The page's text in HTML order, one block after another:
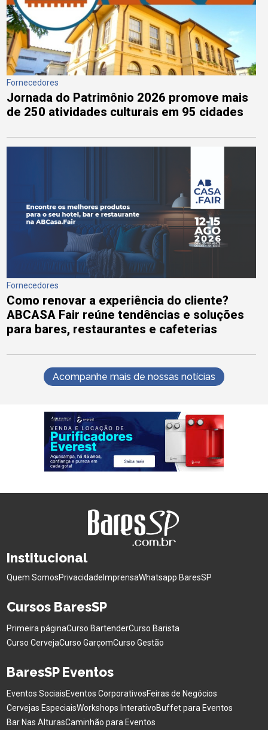
Fornecedores
Jornada do Patrimônio 2026 promove mais
de 250 atividades culturais em 95 cidades
Fornecedores
Como renovar a experiência do cliente?
ABCASA Fair reúne tendências e soluções
para bares, restaurantes e cafeterias
Acompanhe mais de nossas notícias
Institucional
Quem SomosPrivacidade ImprensaWhatsapp BaresSP
Cursos BaresSP
Primeira páginaCurso BartenderCurso Barista
Curso CervejaCurso GarçomCurso Gestão
BaresSP Eventos
Eventos SociaisEventos CorporativosFeiras de Negócios
Cervejas EspeciaisWorkshops InterativoBuffet para Eventos
Bar Nas AlturasCaminhão para Eventos